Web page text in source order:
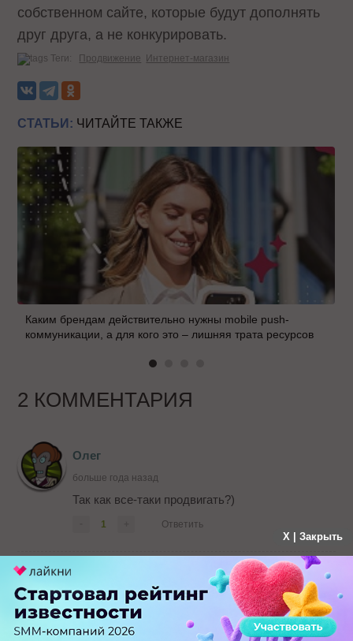
собственном сайте, которые будут дополнять
друг друга, а не конкурировать.
Теги: Продвижение Интернет-магазин
СТАТЬИ: ЧИТАЙТЕ ТАКЖЕ
Каким брендам действительно нужны mobile push-
коммуникации, а для кого это – лишняя трата ресурсов
2 КОММЕНТАРИЯ
Олег
больше года назад
Так как все-таки продвигать?)
1 Ответить
больше года назад
А этот человек мам читал что написал его
X | Закрыть